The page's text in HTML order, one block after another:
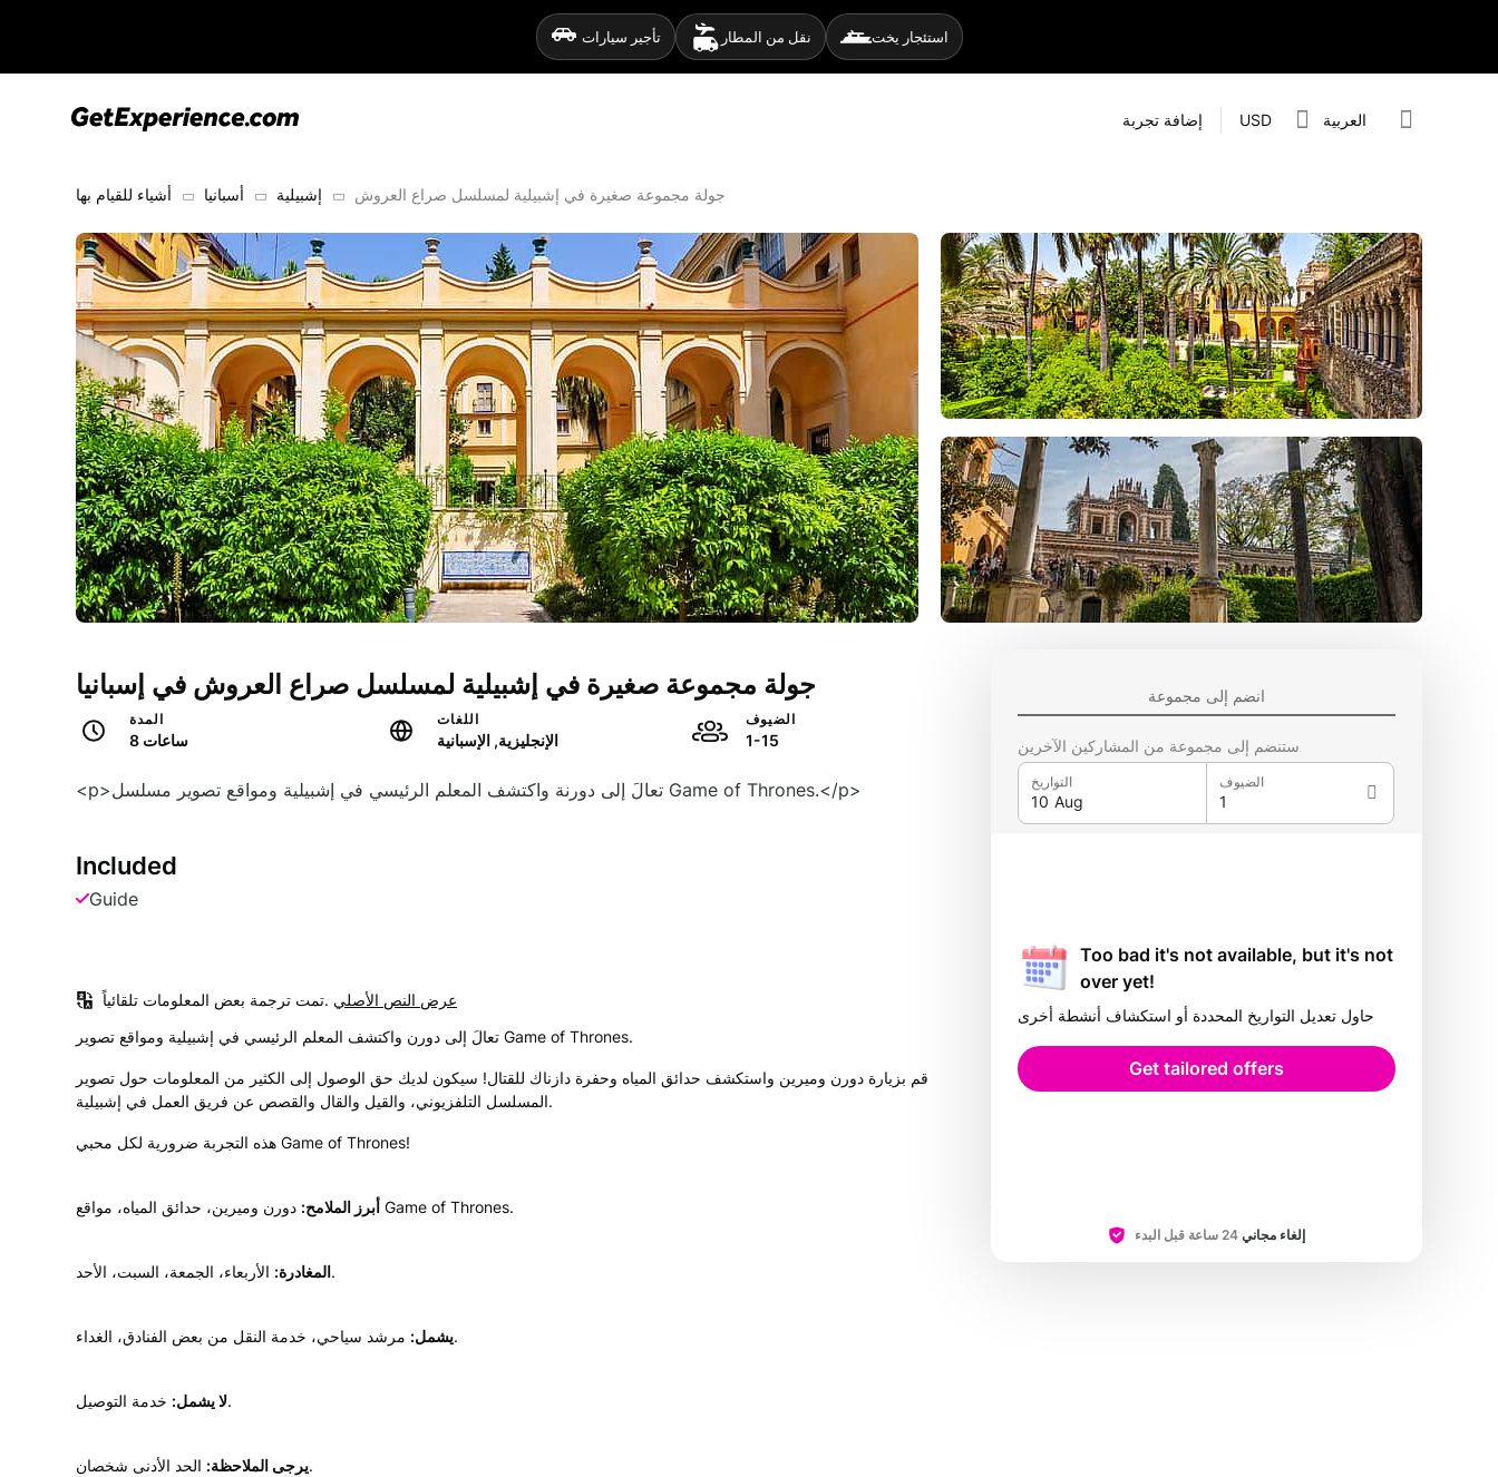
تأجير سيارات نقل من المطار استئجار يخت
إضافة تجربة USD العربية
أشياء للقيام بها أسبانيا إشبيلية جولة مجموعة صغيرة في إشبيلية لمسلسل صراع العروش
جولة مجموعة صغيرة في إشبيلية لمسلسل صراع العروش في إسبانيا
المدة
8 ساعات
اللغات
الإنجليزية, الإسبانية
الضيوف
1-15
<p>تعالَ إلى دورنة واكتشف المعلم الرئيسي في إشبيلية ومواقع تصوير مسلسل Game of Thrones.</p>
Included
Guide
تمت ترجمة بعض المعلومات تلقائياً. عرض النص الأصلي
تعالَ إلى دورن واكتشف المعلم الرئيسي في إشبيلية ومواقع تصوير Game of Thrones.
قم بزيارة دورن وميرين واستكشف حدائق المياه وحفرة دازناك للقتال! سيكون لديك حق الوصول إلى الكثير من المعلومات حول تصوير
المسلسل التلفزيوني، والقيل والقال والقصص عن فريق العمل في إشبيلية.
هذه التجربة ضرورية لكل محبي Game of Thrones!
أبرز الملامح: دورن وميرين، حدائق المياه، مواقع Game of Thrones.
المغادرة:الأربعاء، الجمعة، السبت، الأحد.
يشمل:مرشد سياحي، خدمة النقل من بعض الفنادق، الغداء.
لا يشمل:خدمة التوصيل.
يرجى الملاحظة:الحد الأدنى شخصان.
انضم إلى مجموعة
ستنضم إلى مجموعة من المشاركين الآخرين
التواريخ الضيوف
Too bad it's not available, but it's not
over yet!
حاول تعديل التواريخ المحددة أو استكشاف أنشطة أخرى
Get tailored offers
إلغاء مجاني 24 ساعة قبل البدء